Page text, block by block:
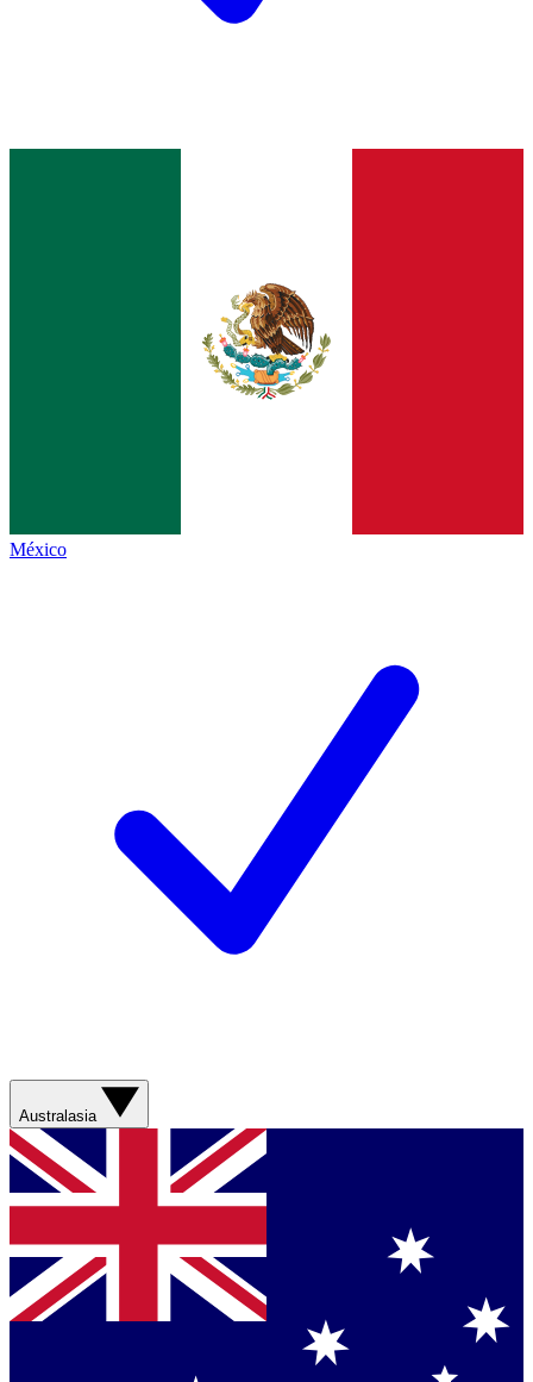
México
Australasia